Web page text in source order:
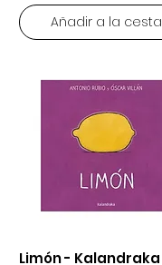
Añadir a la cesta
Limón - Kalandraka